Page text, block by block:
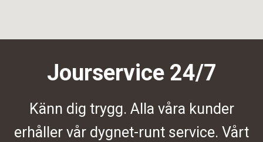
Jourservice 24/7
Känn dig trygg. Alla våra kunder
erhåller vår dygnet-runt service. Vårt